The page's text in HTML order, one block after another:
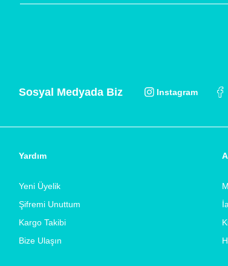
Sosyal Medyada Biz Instagram
Yardım
Yeni Üyelik
Şifremi Unuttum
Kargo Takibi
Bize Ulaşın